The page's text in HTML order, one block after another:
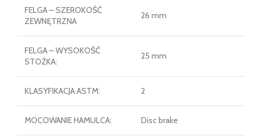
FELGA – SZEROKOŚĆ
ZEWNĘTRZNA
26 mm
FELGA – WYSOKOŚĆ
STOŻKA:
25 mm
KLASYFIKACJA ASTM: 2
MOCOWANIE HAMULCA: Disc brake